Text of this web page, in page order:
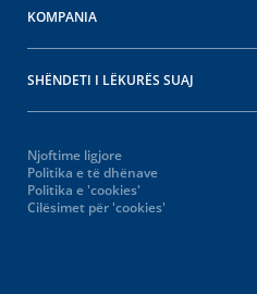
KOMPANIA
SHËNDETI I LËKURËS SUAJ
Njoftime ligjore
Politika e të dhënave
Politika e 'cookies'
Cilësimet për 'cookies'